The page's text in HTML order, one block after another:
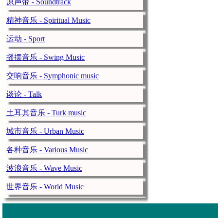
原声带 - Soundtrack
精神音乐 - Spiritual Music
运动 - Sport
摇摆音乐 - Swing Music
交响音乐 - Symphonic music
谈论 - Talk
土耳其音乐 - Turk music
城市音乐 - Urban Music
各种音乐 - Various Music
波浪音乐 - Wave Music
世界音乐 - World Music
Junto al conductor
y